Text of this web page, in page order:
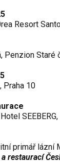
Resort
Penzion Staré
Praha 10
í primář lázní
restaurací